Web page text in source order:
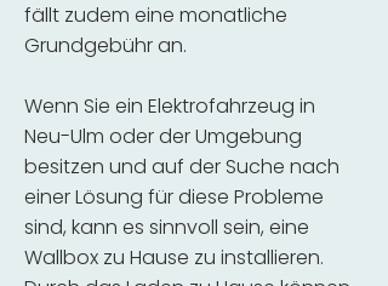
fällt zudem eine monatliche
Grundgebühr an.
Wenn Sie ein Elektrofahrzeug in
Neu-Ulm oder der Umgebung
besitzen und auf der Suche nach
einer Lösung für diese Probleme
sind, kann es sinnvoll sein, eine
Wallbox zu Hause zu installieren.